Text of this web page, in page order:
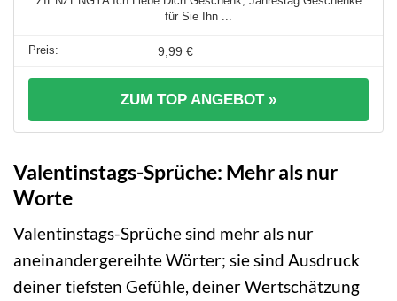
für Sie Ihn ...
9,99 €
ZUM TOP ANGEBOT »
Valentinstags-Sprüche: Mehr als nur
Worte
Valentinstags-Sprüche sind mehr als nur
aneinandergereihte Wörter; sie sind Ausdruck
deiner tiefsten Gefühle, deiner Wertschätzung